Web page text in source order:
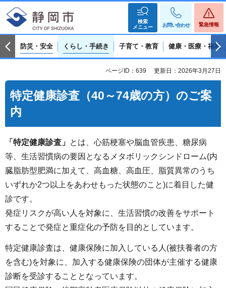
検索
メニュー
お問い合わせ 緊急情報
防災・安全 くらし・手続き 子育て・教育 健康・医療・福祉
ページID：639 更新日：2026年3月27日
特定健康診査（40～74歳の方）のご案
内
「特定健康診査」 とは、心筋梗塞や脳血管疾患、糖尿病
等、生活習慣病の要因となるメタボリックシンドローム(内
臓脂肪型肥満に加えて、高血糖、高血圧、脂質異常のうち
いずれか2つ以上をあわせもった状態のこと)に着目した健
診です。
発症リスクが高い人を対象に、生活習慣の改善をサポート
することで発症と重症化の予防を目的としています。
特定健康診査は、健康保険に加入している人(被扶養者の方
を含む)を対象に、加入する健康保険の団体が主催する健康
診断を受診することとなっています。